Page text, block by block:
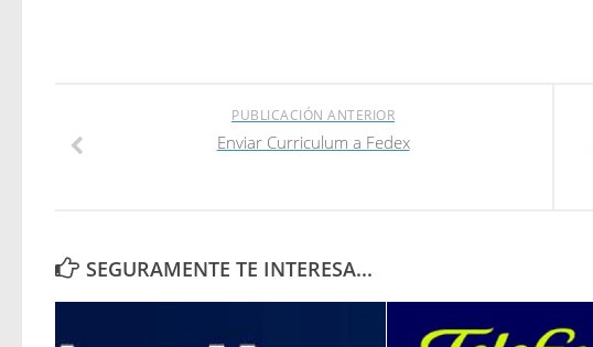
PUBLICACIÓN ANTERIOR
Enviar Curriculum a Fedex
SEGURAMENTE TE INTERESA...